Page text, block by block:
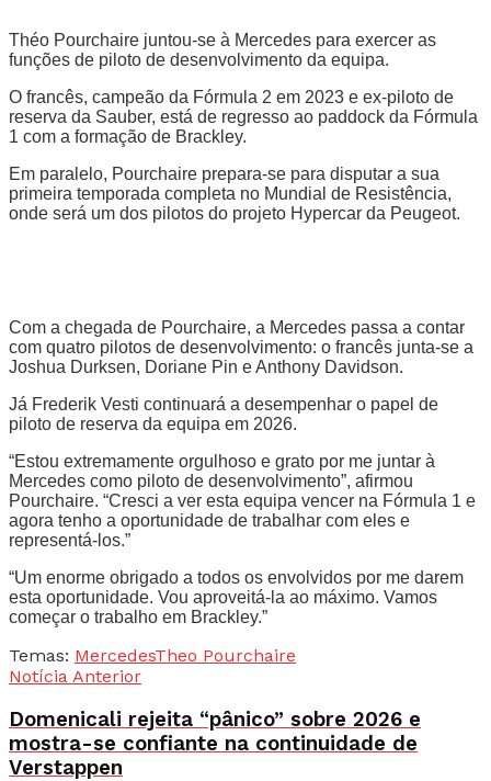
Théo Pourchaire juntou-se à Mercedes para exercer as
funções de piloto de desenvolvimento da equipa.
O francês, campeão da Fórmula 2 em 2023 e ex-piloto de
reserva da Sauber, está de regresso ao paddock da Fórmula
1 com a formação de Brackley.
Em paralelo, Pourchaire prepara-se para disputar a sua
primeira temporada completa no Mundial de Resistência,
onde será um dos pilotos do projeto Hypercar da Peugeot.
Com a chegada de Pourchaire, a Mercedes passa a contar
com quatro pilotos de desenvolvimento: o francês junta-se a
Joshua Durksen, Doriane Pin e Anthony Davidson.
Já Frederik Vesti continuará a desempenhar o papel de
piloto de reserva da equipa em 2026.
“Estou extremamente orgulhoso e grato por me juntar à
Mercedes como piloto de desenvolvimento”, afirmou
Pourchaire. “Cresci a ver esta equipa vencer na Fórmula 1 e
agora tenho a oportunidade de trabalhar com eles e
representá-los.”
“Um enorme obrigado a todos os envolvidos por me darem
esta oportunidade. Vou aproveitá-la ao máximo. Vamos
começar o trabalho em Brackley.”
Temas: MercedesTheo Pourchaire
Notícia Anterior
Domenicali rejeita “pânico” sobre 2026 e
mostra-se confiante na continuidade de
Verstappen